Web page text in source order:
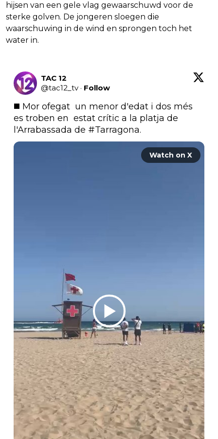
hijsen van een gele vlag gewaarschuwd voor de
sterke golven. De jongeren sloegen die
waarschuwing in de wind en sprongen toch het
water in.
TAC 12
@tac12_tv · Follow
◼️ Mor ofegat  un menor d'edat i dos més
es troben en  estat crític a la platja de
l'Arrabassada de #Tarragona.
Watch on X